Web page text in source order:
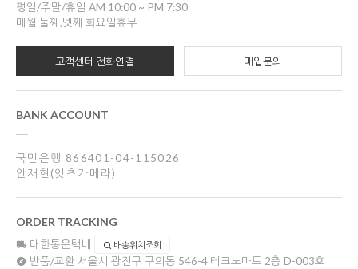
평일/주말/휴일 AM 10:00 ~ PM 7:30
매월 둘째,넷째 화요일휴무
고객센터 전화연결 매입문의
BANK ACCOUNT
국민은행 866401-04-115026
안재현(잇츠카메라)
ORDER TRACKING
대한통운택배 배송위치조회
반품/교환 서울시 광진구 구의동 546-4 테크노마트 2층 D-003호